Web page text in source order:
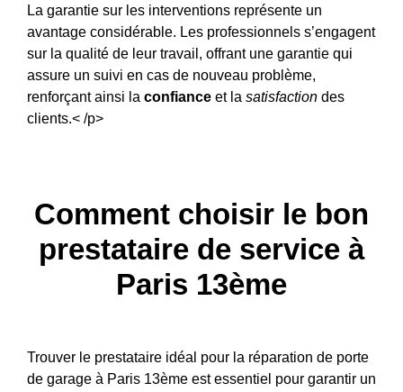
La garantie sur les interventions représente un
avantage considérable. Les professionnels s’engagent
sur la qualité de leur travail, offrant une garantie qui
assure un suivi en cas de nouveau problème,
renforçant ainsi la confiance et la satisfaction des
clients.< /p>
Comment choisir le bon
prestataire de service à
Paris 13ème
Trouver le prestataire idéal pour la réparation de porte
de garage à Paris 13ème est essentiel pour garantir un